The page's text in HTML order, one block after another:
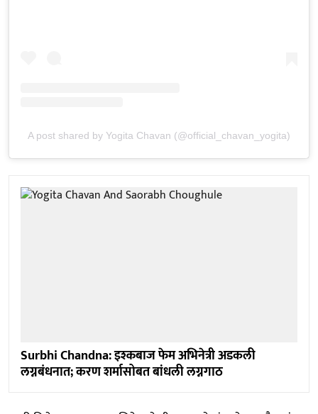
A post shared by Yogita Chavan (@official_chavan_yogita)
Surbhi Chandna: इश्कबाज फेम अभिनेत्री अडकली
लग्नबंधनात; करण शर्मासोबत बांधली लग्नगाठ